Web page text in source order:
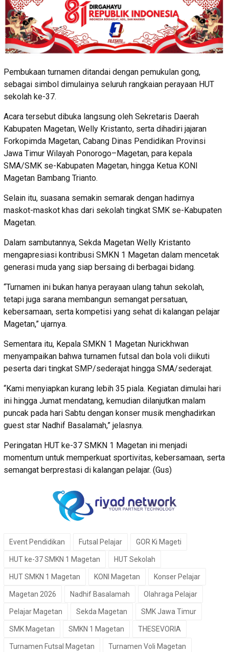
Pembukaan turnamen ditandai dengan pemukulan gong,
sebagai simbol dimulainya seluruh rangkaian perayaan HUT
sekolah ke-37.
Acara tersebut dibuka langsung oleh Sekretaris Daerah
Kabupaten Magetan, Welly Kristanto, serta dihadiri jajaran
Forkopimda Magetan, Cabang Dinas Pendidikan Provinsi
Jawa Timur Wilayah Ponorogo–Magetan, para kepala
SMA/SMK se-Kabupaten Magetan, hingga Ketua KONI
Magetan Bambang Trianto.
Selain itu, suasana semakin semarak dengan hadirnya
maskot-maskot khas dari sekolah tingkat SMK se-Kabupaten
Magetan.
Dalam sambutannya, Sekda Magetan Welly Kristanto
mengapresiasi kontribusi SMKN 1 Magetan dalam mencetak
generasi muda yang siap bersaing di berbagai bidang.
“Turnamen ini bukan hanya perayaan ulang tahun sekolah,
tetapi juga sarana membangun semangat persatuan,
kebersamaan, serta kompetisi yang sehat di kalangan pelajar
Magetan,” ujarnya.
Sementara itu, Kepala SMKN 1 Magetan Nurickhwan
menyampaikan bahwa turnamen futsal dan bola voli diikuti
peserta dari tingkat SMP/sederajat hingga SMA/sederajat.
“Kami menyiapkan kurang lebih 35 piala. Kegiatan dimulai hari
ini hingga Jumat mendatang, kemudian dilanjutkan malam
puncak pada hari Sabtu dengan konser musik menghadirkan
guest star Nadhif Basalamah,” jelasnya.
Peringatan HUT ke-37 SMKN 1 Magetan ini menjadi
momentum untuk memperkuat sportivitas, kebersamaan, serta
semangat berprestasi di kalangan pelajar. (Gus)
Event Pendidikan Futsal Pelajar GOR Ki Mageti
HUT ke-37 SMKN 1 Magetan HUT Sekolah
HUT SMKN 1 Magetan KONI Magetan Konser Pelajar
Magetan 2026 Nadhif Basalamah Olahraga Pelajar
Pelajar Magetan Sekda Magetan SMK Jawa Timur
SMK Magetan SMKN 1 Magetan THESEVORIA
Turnamen Futsal Magetan Turnamen Voli Magetan